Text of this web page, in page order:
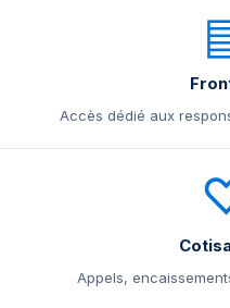
Accès dédié aux
Appels,